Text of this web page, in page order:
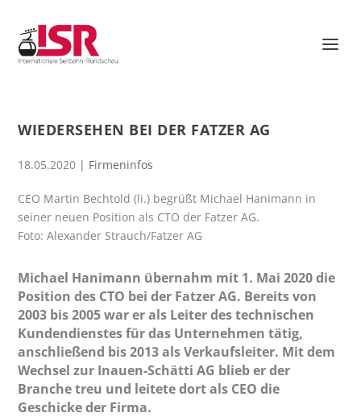
WIEDERSEHEN BEI DER FATZER AG
18.05.2020 | Firmeninfos
CEO Martin Bechtold (li.) begrüßt Michael Hanimann in
seiner neuen Position als CTO der Fatzer AG.
Foto: Alexander Strauch/Fatzer AG
Michael Hanimann übernahm mit 1. Mai 2020 die
Position des CTO bei der Fatzer AG. Bereits von
2003 bis 2005 war er als Leiter des technischen
Kundendienstes für das Unternehmen tätig,
anschließend bis 2013 als Verkaufsleiter. Mit dem
Wechsel zur Inauen-Schätti AG blieb er der
Branche treu und leitete dort als CEO die
Geschicke der Firma.